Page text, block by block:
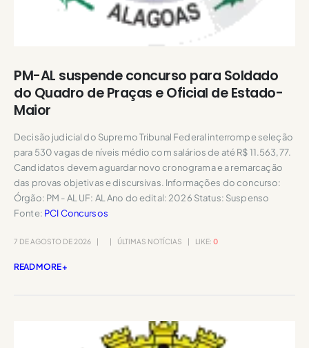
PM-AL suspende concurso para Soldado
do Quadro de Praças e Oficial de Estado-
Maior
Decisão judicial do Supremo Tribunal Federal interrompe seleção
para 530 vagas de níveis médio com salários de até R$ 11.563,77.
Candidatos devem aguardar novo cronograma e a remarcação
das provas objetivas e discursivas. Informações do concurso:
Órgão: PM - AL UF: AL Ano do edital: 2026 Status: Suspenso
Fonte: PCI Concursos
7 DE AGOSTO DE 2026 ÚLTIMAS NOTÍCIAS LIKE: 0
READ MORE +